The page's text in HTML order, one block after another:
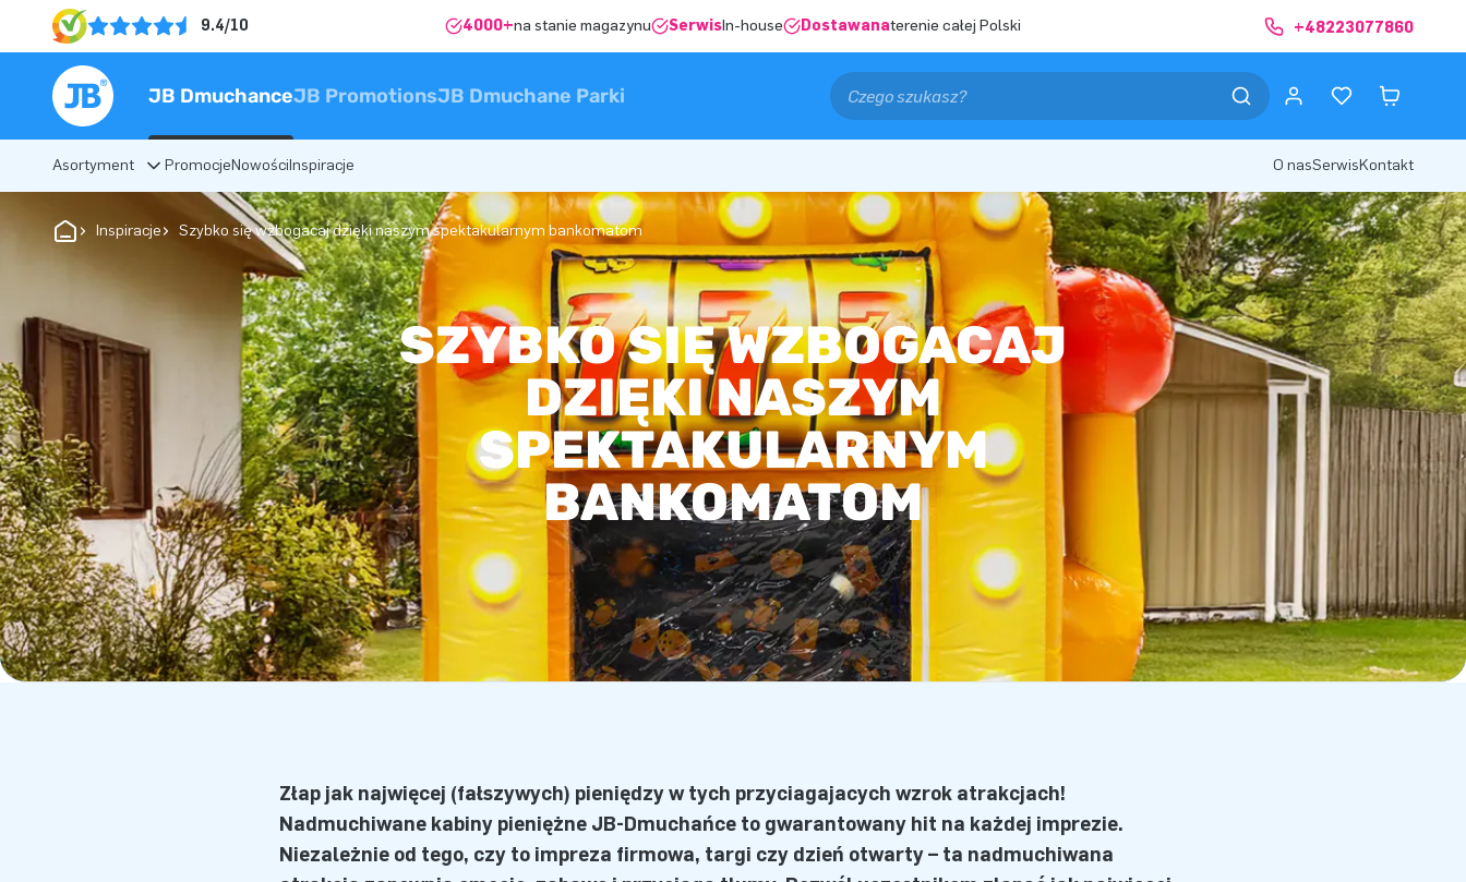
9.4/10 4000+na stanie magazynu SerwisIn-house Dostawanaterenie całej Polski +48223077860
JB DmuchanceJB PromotionsJB Dmuchane Parki
Asortyment PromocjeNowościInspiracje O nasSerwisKontakt
Inspiracje Szybko się wzbogacaj dzięki naszym spektakularnym bankomatom
SZYBKO SIĘ WZBOGACAJ
DZIĘKI NASZYM
SPEKTAKULARNYM
BANKOMATOM
Złap jak najwięcej (fałszywych) pieniędzy w tych przyciągających wzrok atrakcjach!
Nadmuchiwane kabiny pieniężne JB-Dmuchańce to gwarantowany hit na każdej imprezie.
Niezależnie od tego, czy to impreza firmowa, targi czy dzień otwarty – ta nadmuchiwana